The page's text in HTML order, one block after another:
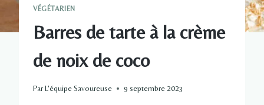
VÉGÉTARIEN
Barres de tarte à la crème
de noix de coco
ParL'équipe Savoureuse 9 septembre 2023